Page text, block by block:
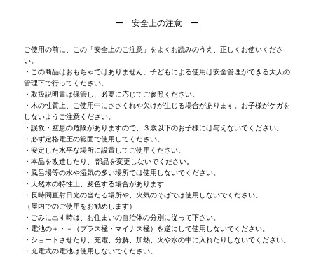
ー 安全上の注意 ー
ご使用の前に、この「安全上のご注意」をよくお読みのうえ、正しくお使いくださ
い。
・この商品はおもちゃではありません。子どもによる使用は安全管理ができる大人の
管理下で行ってください。
・取扱説明書は保管し、必要に応じてご参照ください。
・木の性質上、ご使用中にささくれや欠けが生じる場合があります。お子様がケガを
しないようご注意ください。
・誤飲・窒息の危険がありますので、３歳以下のお子様には与えないでください。
・必ず定格電圧の範囲で使用してください。
・安定した水平な場所に設置してご使用ください。
・本品を改造したり、 部品を変更しないでください。
・風呂場等の水や湿気の多い場所では使用しないでください。
・天然木の特性上、変色する場合があります
・長時間直射日光の当たる場所や、火気のそばでは使用しないでください。
（屋内でのご使用をお勧めします）
・ごみに出す時は、お住まいの自治体の分別に従って下さい。
・電池の＋・－（プラス極・マイナス極）を逆にして使用しないでください。
・ショートさせたり、充電、分解、加熱、火や水の中に入れたりしないでください。
・充電式の電池は使用しないでください。